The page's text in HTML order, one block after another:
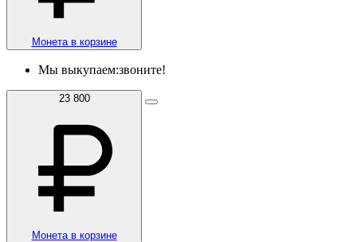
Монета в корзине
Мы выкупаем:звоните!
23 800
Монета в корзине